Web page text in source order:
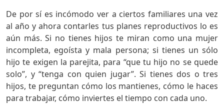
De por sí es incómodo ver a ciertos familiares una vez
al año y ahora contarles tus planes reproductivos lo es
aún más. Si no tienes hijos te miran como una mujer
incompleta, egoísta y mala persona; si tienes un sólo
hijo te exigen la parejita, para “que tu hijo no se quede
solo”, y “tenga con quien jugar”. Si tienes dos o tres
hijos, te preguntan cómo los mantienes, cómo le haces
para trabajar, cómo inviertes el tiempo con cada uno.